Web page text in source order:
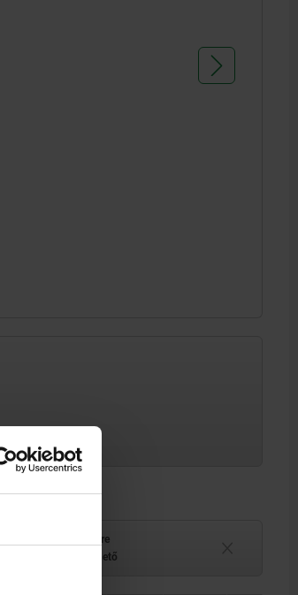
Szállítási idő kérésre
Jelenleg nem elérhető